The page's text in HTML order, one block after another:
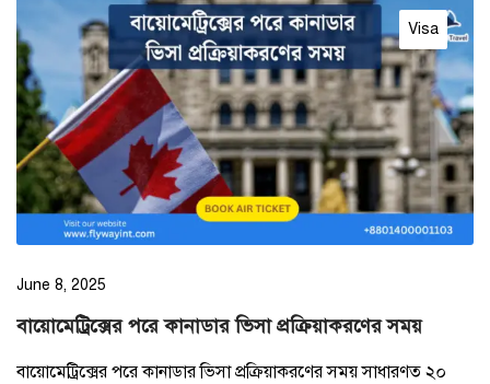
Visa
June 8, 2025
বায়োমেট্রিক্সের পরে কানাডার ভিসা প্রক্রিয়াকরণের সময়
বায়োমেট্রিক্সের পরে কানাডার ভিসা প্রক্রিয়াকরণের সময় সাধারণত ২০